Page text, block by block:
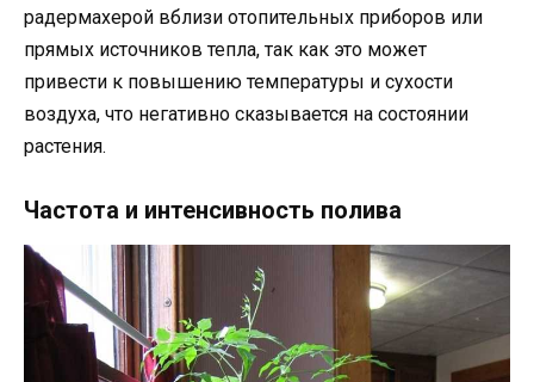
радермахерой вблизи отопительных приборов или
прямых источников тепла, так как это может
привести к повышению температуры и сухости
воздуха, что негативно сказывается на состоянии
растения.
Частота и интенсивность полива